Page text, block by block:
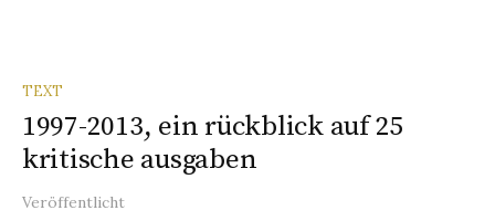
TEXT
1997-2013, ein rückblick auf 25
kritische ausgaben
Veröffentlicht